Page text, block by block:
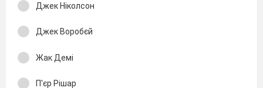
Джек Ніколсон
Джек Воробєй
Жак Демі
П'єр Рішар